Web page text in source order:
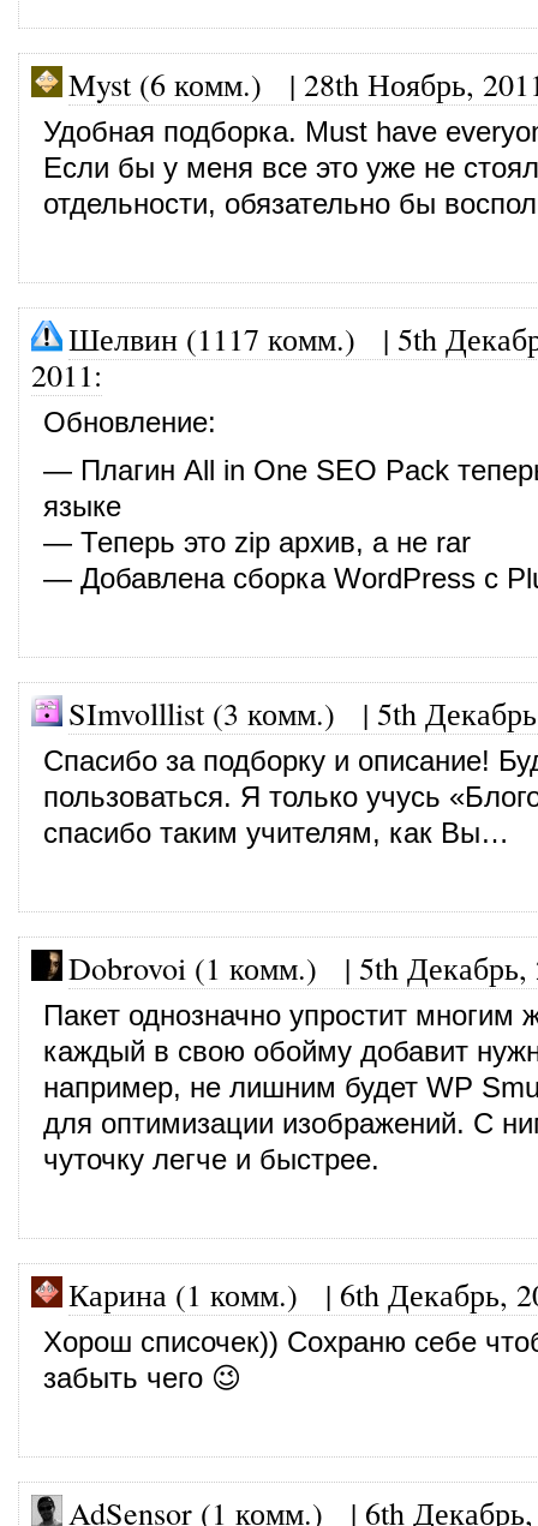
Myst (6 комм.) | 28th Ноябрь,
Удобная подборка. Must have
Если бы у меня все это уже не
отдельности, обязательно бы
Шелвин (1117 комм.) | 5th
2011:
Обновление:
— Плагин All in One SEO Pack
языке
— Теперь это zip архив, а не rar
— Добавлена сборка WordPress c
SImvolllist (3 комм.) | 5th
Спасибо за подборку и описание!
пользоваться. Я только учусь
спасибо таким учителям, как Вы…
Dobrovoi (1 комм.) | 5th Декабрь,
Пакет однозначно упростит многим
каждый в свою обойму добавит
например, не лишним будет WP
для оптимизации изображений. С
чуточку легче и быстрее.
Карина (1 комм.) | 6th Декабрь,
Хорош списочек)) Сохраню себе
забыть чего 😉
AdSensor (1 комм.) | 6th